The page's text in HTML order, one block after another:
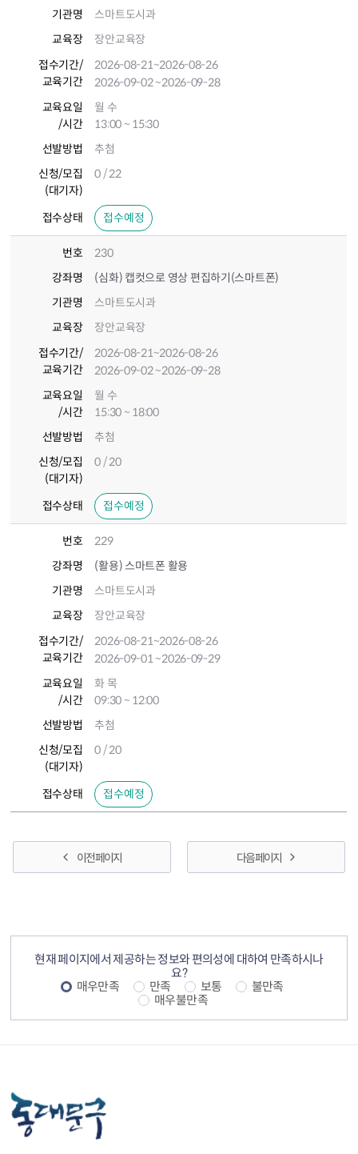
기관명
스마트도시과
교육장
장안교육장
접수기간/
교육기간
2026-08-21~2026-08-26
2026-09-02~2026-09-28
교육요일
/시간
월 수
13:00 ~ 15:30
선발방법
추첨
신청/모집
(대기자)
0 / 22
접수상태 접수예정
번호
230
강좌명
(심화) 캡컷으로 영상 편집하기(스마트폰)
기관명
스마트도시과
교육장
장안교육장
접수기간/
교육기간
2026-08-21~2026-08-26
2026-09-02~2026-09-28
교육요일
/시간
월 수
15:30 ~ 18:00
선발방법
추첨
신청/모집
(대기자)
0 / 20
접수상태 접수예정
번호
229
강좌명
(활용) 스마트폰 활용
기관명
스마트도시과
교육장
장안교육장
접수기간/
교육기간
2026-08-21~2026-08-26
2026-09-01~2026-09-29
교육요일
/시간
화 목
09:30 ~ 12:00
선발방법
추첨
신청/모집
(대기자)
0 / 20
접수상태 접수예정
이전 페이지 다음 페이지
현재 페이지에서 제공하는 정보와 편의성에 대하여 만족하시나
요?
매우만족
만족 보통
불만족
매우불만족